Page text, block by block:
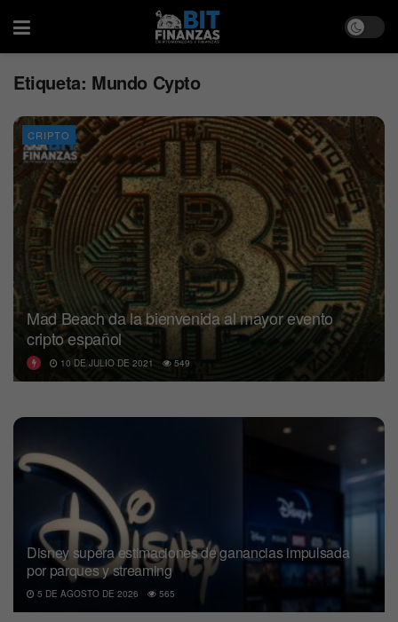
Etiqueta: Mundo Cypto
CRIPTO
Mad Beach da la bienvenida al mayor evento
cripto español
10 DE JULIO DE 2021 549
Disney supera estimaciones de ganancias impulsada
por parques y streaming
5 DE AGOSTO DE 2026 565